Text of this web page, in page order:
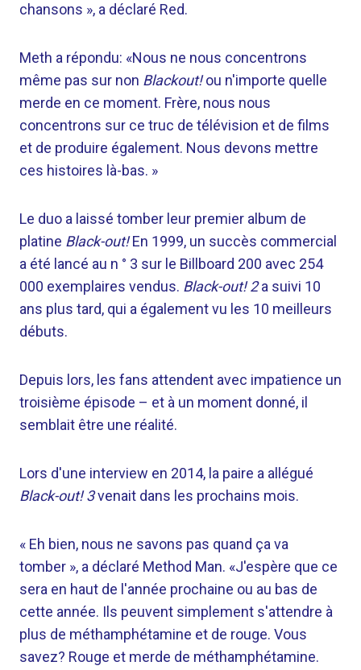
chansons », a déclaré Red.
Meth a répondu: «Nous ne nous concentrons
même pas sur non Blackout!ou n'importe quelle
merde en ce moment. Frère, nous nous
concentrons sur ce truc de télévision et de films
et de produire également. Nous devons mettre
ces histoires là-bas. »
Le duo a laissé tomber leur premier album de
platine Black-out!En 1999, un succès commercial
a été lancé au n ° 3 sur le Billboard 200 avec 254
000 exemplaires vendus. Black-out! 2a suivi 10
ans plus tard, qui a également vu les 10 meilleurs
débuts.
Depuis lors, les fans attendent avec impatience un
troisième épisode – et à un moment donné, il
semblait être une réalité.
Lors d'une interview en 2014, la paire a allégué
Black-out! 3venait dans les prochains mois.
« Eh bien, nous ne savons pas quand ça va
tomber », a déclaré Method Man. «J'espère que ce
sera en haut de l'année prochaine ou au bas de
cette année. Ils peuvent simplement s'attendre à
plus de méthamphétamine et de rouge. Vous
savez? Rouge et merde de méthamphétamine.